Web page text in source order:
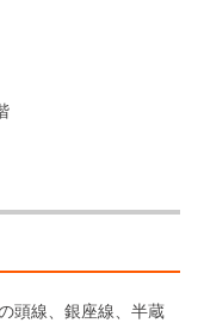
頭線、銀座線、半蔵